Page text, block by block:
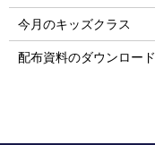
今月のキッズクラス
配布資料のダウンロード